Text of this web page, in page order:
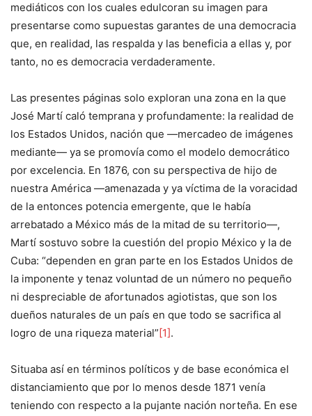
mediáticos con los cuales edulcoran su imagen para
presentarse como supuestas garantes de una democracia
que, en realidad, las respalda y las beneficia a ellas y, por
tanto, no es democracia verdaderamente.
Las presentes páginas solo exploran una zona en la que
José Martí caló temprana y profundamente: la realidad de
los Estados Unidos, nación que —mercadeo de imágenes
mediante— ya se promovía como el modelo democrático
por excelencia. En 1876, con su perspectiva de hijo de
nuestra América —amenazada y ya víctima de la voracidad
de la entonces potencia emergente, que le había
arrebatado a México más de la mitad de su territorio—,
Martí sostuvo sobre la cuestión del propio México y la de
Cuba: “dependen en gran parte en los Estados Unidos de
la imponente y tenaz voluntad de un número no pequeño
ni despreciable de afortunados agiotistas, que son los
dueños naturales de un país en que todo se sacrifica al
logro de una riqueza material” [1].
Situaba así en términos políticos y de base económica el
distanciamiento que por lo menos desde 1871 venía
teniendo con respecto a la pujante nación norteña. En ese